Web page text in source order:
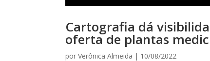
Cartografia dá
oferta de plantas
porVerônica Almeida | 10/08/2022